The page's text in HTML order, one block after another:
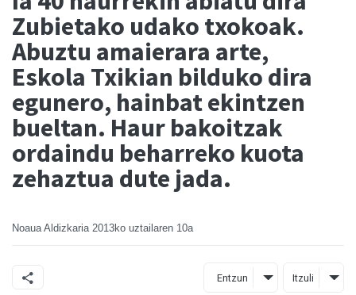
Zubietako udako txokoak.
Abuztu amaierara arte,
Eskola Txikian bilduko dira
egunero, hainbat ekintzen
bueltan. Haur bakoitzak
ordaindu beharreko kuota
zehaztua dute jada.
Noaua Aldizkaria 2013ko uztailaren 10a
Entzun Itzuli